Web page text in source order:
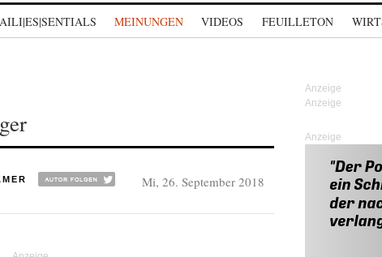
MEINUNGEN VIDEOS FEUILLETON
Mi, 26. September 2018
Anzeige